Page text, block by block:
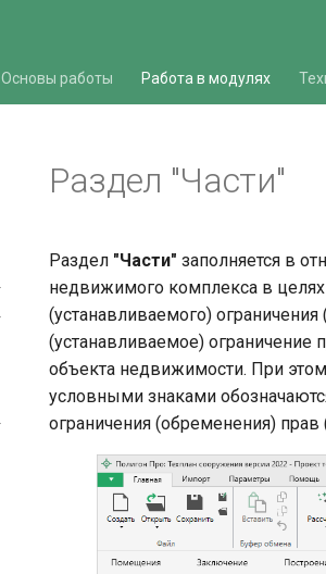
Основы работы Работа в модулях
Раздел "Части"
Раздел "Части" заполняется в
недвижимого комплекса в
(устанавливаемого)
(устанавливаемое) ограничение
объекта недвижимости. При
условными знаками
ограничения (обременения)